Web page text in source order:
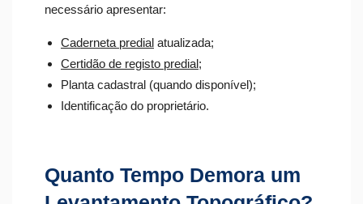
necessário apresentar:
Caderneta predial atualizada;
Certidão de registo predial;
Planta cadastral (quando disponível);
Identificação do proprietário.
Quanto Tempo Demora um